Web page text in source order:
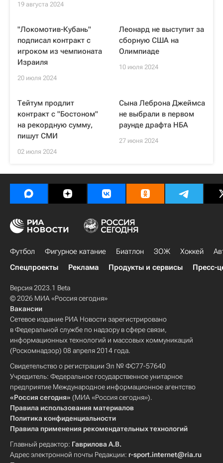
19 августа 2024
"Локомотив-Кубань"
подписал контракт с
игроком из чемпионата
Израиля
20 июля 2024
Леонард не выступит за
сборную США на
Олимпиаде
10 июля 2024
Тейтум продлит
контракт с "Бостоном"
на рекордную сумму,
пишут СМИ
02 июля 2024
Сына Леброна Джеймса
не выбрали в первом
раунде драфта НБА
27 июня 2024
Футбол Фигурное катание Биатлон ЗОЖ Хоккей
Спецпроекты
Реклама Продукты и сервисы Пресс-
Версия 2023.1 Beta
© 2026 МИА «Россия сегодня»
Вакансии
Сетевое издание РИА Новости зарегистрировано
в Федеральной службе по надзору в сфере связи,
информационных технологий и массовых коммуникаций
(Роскомнадзор) 08 апреля 2014 года.
Свидетельство о регистрации Эл № ФС77-57640
Учредитель: Федеральное государственное унитарное
предприятие Международное информационное агентство
«Россия сегодня» (МИА «Россия сегодня»).
Правила использования материалов
Политика конфиденциальности
Правила применения рекомендательных технологий
Главный редактор: Гаврилова А.В.
Адрес электронной почты Редакции: r-sport.internet@ria.ru